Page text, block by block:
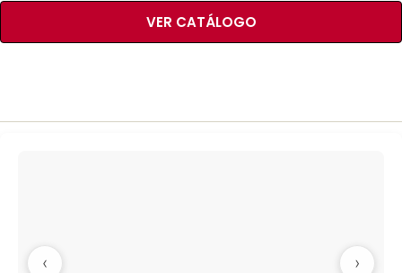
VER CATÁLOGO
‹ ›